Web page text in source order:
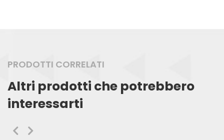
PRODOTTI CORRELATI
Altri prodotti che potrebbero
interessarti